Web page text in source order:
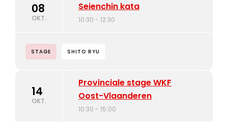
08
OKT.
Seienchin kata
10:30 - 12:30
STAGE SHITO RYU
14
OKT.
Provinciale stage WKF
Oost-Vlaanderen
10:30 - 15:00